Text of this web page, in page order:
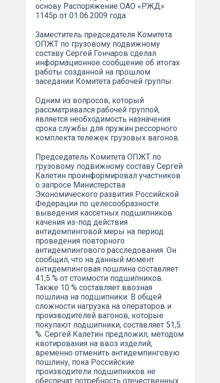
основу Распоряжение ОАО «РЖД»
1145р от 01.06.2009 года.
Заместитель председателя Комитета
ОПЖТ по грузовому подвижному
составу Сергей Гончаров сделал
информационное сообщение об итогах
работы созданной на прошлом
заседании Комитета рабочей группы.
Одним из вопросов, который
рассматривался рабочей группой,
является необходимость назначения
срока службы для пружин рессорного
комплекта тележек грузовых вагонов.
Председатель Комитета ОПЖТ по
грузовому подвижному составу Сергей
Калетин проинформировал участников
о запросе Министерства
Экономического развития Российской
Федерации по целесообразности
выведения кассетных подшипников
качения из-под действия
антидемпинговой меры на период
проведения повторного
антидемпингового расследования. Он
сообщил, что на данный момент
антидемпинговая пошлина составляет
41,5 % от стоимости подшипников.
Также 10 % составляет ввозная
пошлина на подшипники. В общей
сложности нагрузка на операторов и
производителей вагонов, которые
покупают подшипники, составляет 51,5
%. Сергей Калетин предложил, методом
квотирования на ввоз изделий,
временно отменить антидемпинговую
пошлину, пока Российские
производители подшипников не
обеспечат потребность отечественных